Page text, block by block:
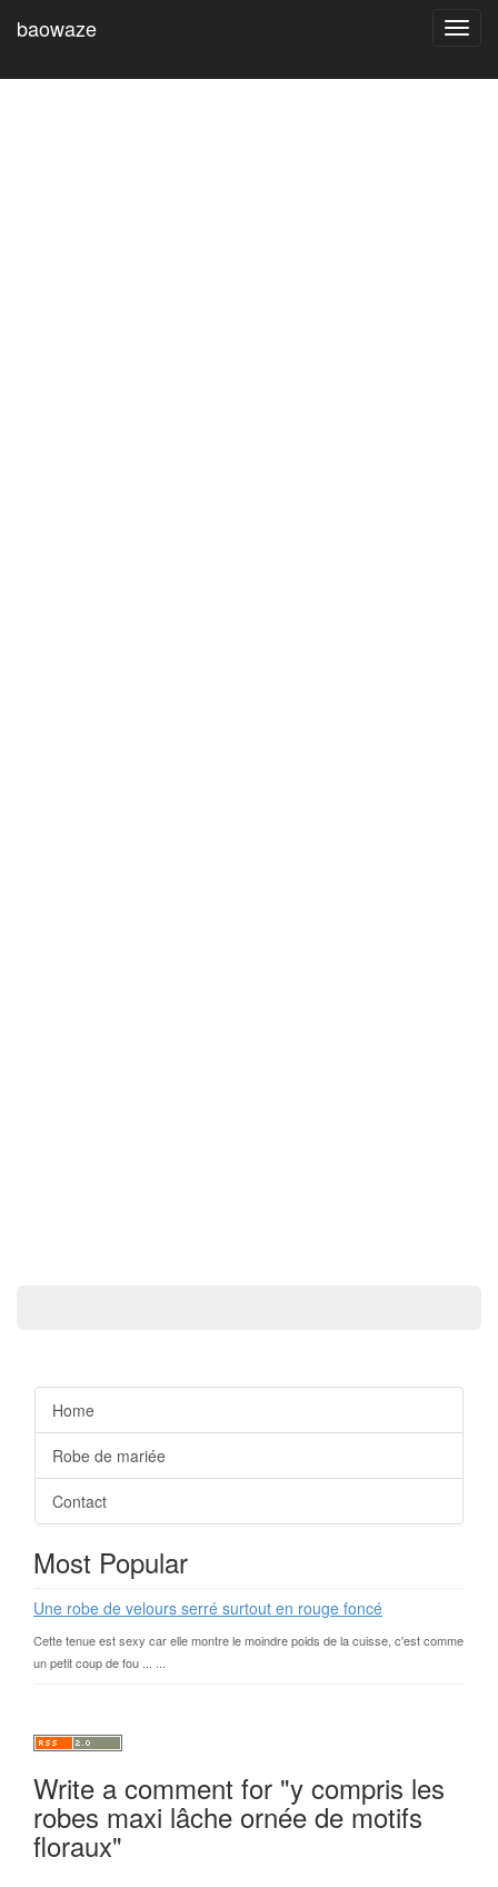
baowaze
Home
Robe de mariée
Contact
Most Popular
Une robe de velours serré surtout en rouge foncé
Cette tenue est sexy car elle montre le moindre poids de la cuisse, c'est comme
un petit coup de fou ... ...
Write a comment for "y compris les
robes maxi lâche ornée de motifs
floraux"